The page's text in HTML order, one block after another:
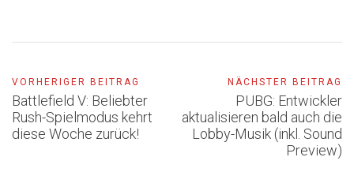
VORHERIGER BEITRAG
Battlefield V: Beliebter
Rush-Spielmodus kehrt
diese Woche zurück!
NÄCHSTER BEITRAG
PUBG: Entwickler
aktualisieren bald auch die
Lobby-Musik (inkl. Sound
Preview)